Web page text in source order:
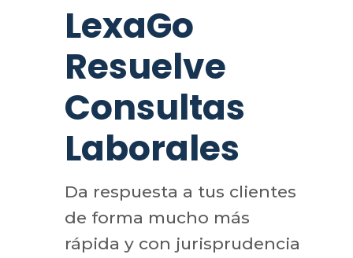
LexaGo
Resuelve
Consultas
Laborales
Da respuesta a tus clientes
de forma mucho más
rápida y con jurisprudencia